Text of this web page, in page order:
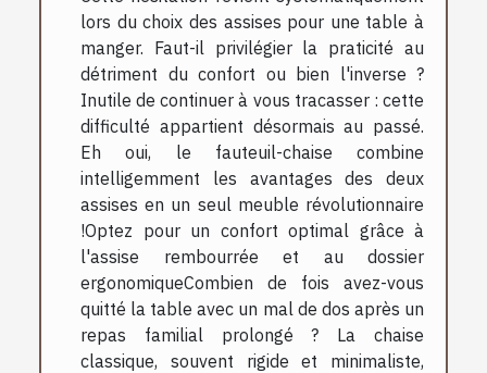
lors du choix des assises pour une table à
manger. Faut-il privilégier la praticité au
détriment du confort ou bien l'inverse ?
Inutile de continuer à vous tracasser : cette
difficulté appartient désormais au passé.
Eh oui, le fauteuil-chaise combine
intelligemment les avantages des deux
assises en un seul meuble révolutionnaire
!Optez pour un confort optimal grâce à
l'assise rembourrée et au dossier
ergonomiqueCombien de fois avez-vous
quitté la table avec un mal de dos après un
repas familial prolongé ? La chaise
classique, souvent rigide et minimaliste,